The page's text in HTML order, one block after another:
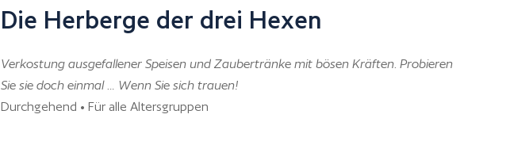
Die Herberge der drei Hexen
Verkostung ausgefallener Speisen und Zaubertränke mit bösen Kräften. Probieren
Sie sie doch einmal … Wenn Sie sich trauen!
Durchgehend • Für alle Altersgruppen